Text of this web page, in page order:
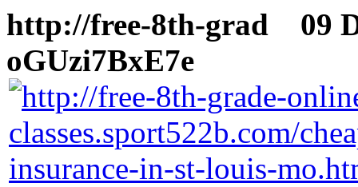
http://free-8th-grad
09
oGUzi7BxE7e